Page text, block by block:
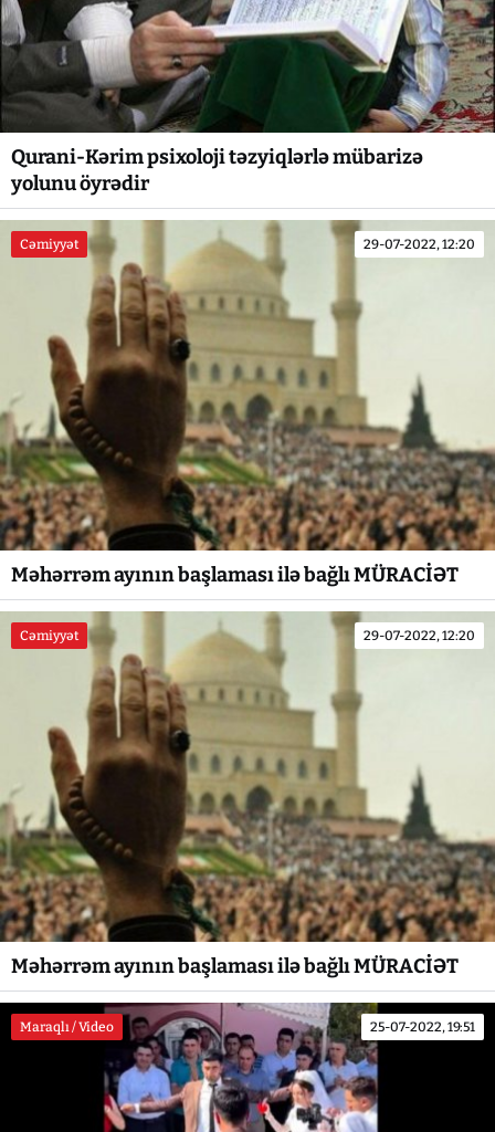
Qurani-Kərim psixoloji təzyiqlərlə mübarizə
yolunu öyrədir
Cəmiyyət 29-07-2022, 12:20
Məhərrəm ayının başlaması ilə bağlı MÜRACİƏT
Cəmiyyət 29-07-2022, 12:20
Məhərrəm ayının başlaması ilə bağlı MÜRACİƏT
Maraqlı / Video 25-07-2022, 19:51